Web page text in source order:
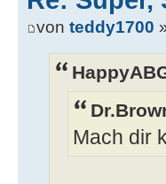
von teddy1700
Mach dir